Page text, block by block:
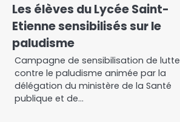
Les élèves du Lycée Saint-
Etienne sensibilisés sur le
paludisme
Campagne de sensibilisation de lutte
contre le paludisme animée par la
délégation du ministère de la Santé
publique et de…